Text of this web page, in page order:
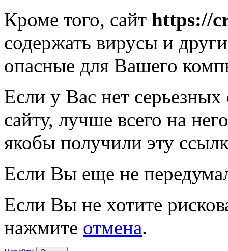
Кроме того, сайт https://
содержать вирусы и
опасные для Вашего
Если у Вас нет
сайту, лучше всего на
якобы получили эту
Если Вы еще не
Если Вы не хотите
нажмите отмена.